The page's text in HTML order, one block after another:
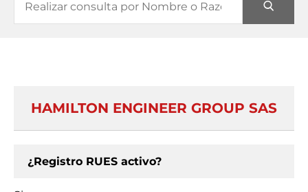
HAMILTON ENGINEER GROUP SAS
¿Registro RUES activo?